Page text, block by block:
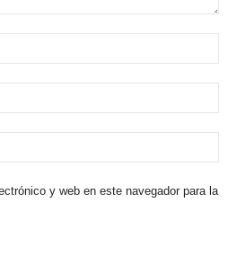
y web en este navegador para la